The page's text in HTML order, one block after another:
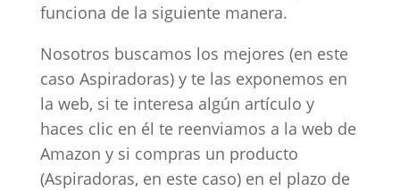
funciona de la siguiente manera.
Nosotros buscamos los mejores (en este
caso Aspiradoras) y te las exponemos en
la web, si te interesa algún artículo y
haces clic en él te reenviamos a la web de
Amazon y si compras un producto
(Aspiradoras, en este caso) en el plazo de